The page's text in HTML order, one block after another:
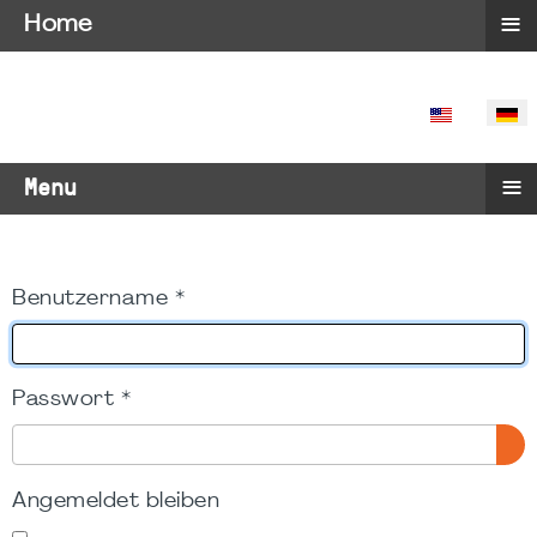
SPRACHE
Menu ≡
Benutzername *
Passwort *
Angemeldet bleiben
Home ≡